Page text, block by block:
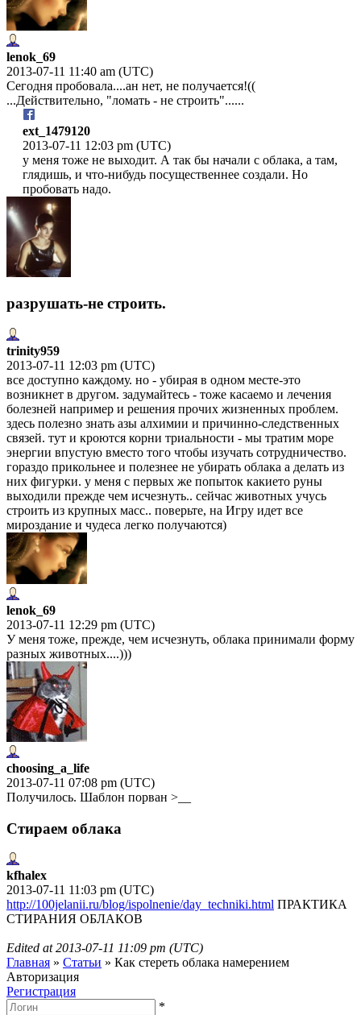
lenok_69
2013-07-11 11:40 am (UTC)
Сегодня пробовала....ан нет, не получается!((
...Действительно, "ломать - не строить"......
ext_1479120
2013-07-11 12:03 pm (UTC)
у меня тоже не выходит. А так бы начали с облака, а там,
глядишь, и что-нибудь посущественнее создали. Но
пробовать надо.
разрушать-не строить.
trinity959
2013-07-11 12:03 pm (UTC)
все доступно каждому. но - убирая в одном месте-это
возникнет в другом. задумайтесь - тоже касаемо и лечения
болезней например и решения прочих жизненных проблем.
здесь полезно знать азы алхимии и причинно-следственных
связей. тут и кроются корни триальности - мы тратим море
энергии впустую вместо того чтобы изучать сотрудничество.
гораздо прикольнее и полезнее не убирать облака а делать из
них фигурки. у меня с первых же попыток какието руны
выходили прежде чем исчезнуть.. сейчас животных учусь
строить из крупных масс.. поверьте, на Игру идет все
мироздание и чудеса легко получаются)
lenok_69
2013-07-11 12:29 pm (UTC)
У меня тоже, прежде, чем исчезнуть, облака принимали форму
разных животных....)))
choosing_a_life
2013-07-11 07:08 pm (UTC)
Получилось. Шаблон порван >__
Стираем облака
kfhalex
2013-07-11 11:03 pm (UTC)
http://100jelanii.ru/blog/ispolnenie/day_techniki.html ПРАКТИКА
СТИРАНИЯ ОБЛАКОВ
Edited at2013-07-11 11:09 pm (UTC)
Главная » Статьи » Как стереть облака намерением
Авторизация
Регистрация
*